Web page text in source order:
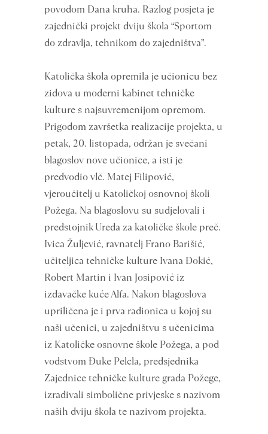
povodom Dana kruha. Razlog posjeta je
zajednički projekt dviju škola “Sportom
do zdravlja, tehnikom do zajedništva”.
Katolička škola opremila je učionicu bez
zidova u moderni kabinet tehničke
kulture s najsuvremenijom opremom.
Prigodom završetka realizacije projekta, u
petak, 20. listopada, održan je svečani
blagoslov nove učionice, a isti je
predvodio vlč. Matej Filipović,
vjeroučitelj u Katoličkoj osnovnoj školi
Požega. Na blagoslovu su sudjelovali i
predstojnik Ureda za katoličke škole preč.
Ivica Žuljević, ravnatelj Frano Barišić,
učiteljica tehničke kulture Ivana Đokić,
Robert Martin i Ivan Josipović iz
izdavačke kuće Alfa. Nakon blagoslova
upriličena je i prva radionica u kojoj su
naši učenici, u zajedništvu s učenicima
iz Katoličke osnovne škole Požega, a pod
vodstvom Đuke Pelcla, predsjednika
Zajednice tehničke kulture grada Požege,
izrađivali simbolične privjeske s nazivom
naših dviju škola te nazivom projekta.